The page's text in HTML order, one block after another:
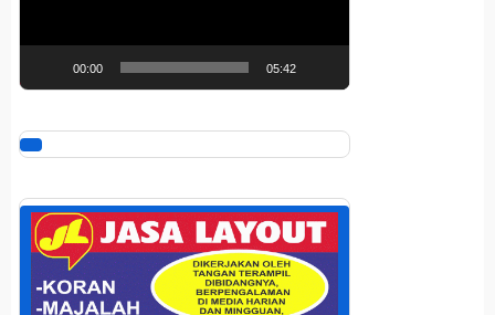
00:00 05:42